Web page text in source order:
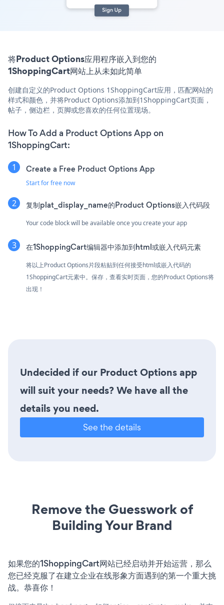
将Product Options应用程序嵌入到您的
1ShoppingCart网站上从未如此简单
创建自定义的Product Options 1ShoppingCart应用，匹配网站的
样式和颜色，并将Product Options添加到1ShoppingCart页面，
帖子，侧边栏，页脚或您喜欢的任何位置现场。
How To Add a Product Options App on
1ShoppingCart:
Create a Free Product Options App
Start for free now
复制plat_display_name的Product Options嵌入代码段
Your code block will be available once you create your app
在1ShoppingCart编辑器中添加到html或嵌入代码元素
将以上Product Options片段粘贴到任何接受html或嵌入代码的
1ShoppingCart元素中。保存，查看实时页面，您的Product Options将
出现！
Undecided if our Product Options app
will suit your needs? We have all the
details you need.
See the details
Remove the Guesswork of
Building Your Brand
如果您的1ShoppingCart网站已经启动并开始运营，那么
您已经克服了在建立企业在线形象方面遇到的第一个重大挑
战。恭喜你！